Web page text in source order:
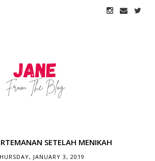
SETELAH MENIKAH
JANUARY 3, 2019